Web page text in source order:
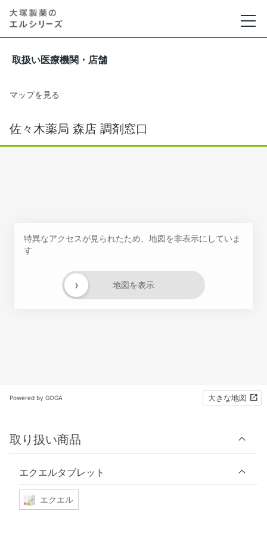
取扱い医療機関・店舗
マップを見る
佐々木薬局 森店 調剤窓口
特異なアクセスが見られたため、地図を非表示にしていま
す
地図を表示
›
Powered by GOGA 大きな地図
取り扱い商品
エクエルタブレット
エクエル